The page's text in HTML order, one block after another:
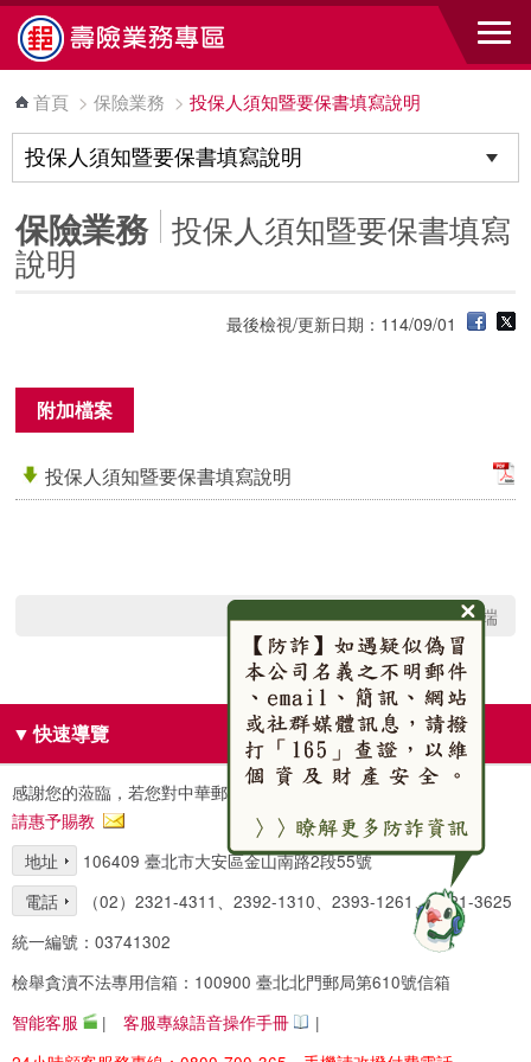
跳到主要內容區塊
首頁 >保險業務 >投保人須知暨要保書填寫說明
保險業務 投保人須知暨要保書填寫
說明
最後檢視/更新日期：114/09/01
附加檔案
投保人須知暨要保書填寫說明
回網頁頂端
▼ 快速導覽
感謝您的蒞臨，若您對中華郵政(股)公司服務有任何建議，
請惠予賜教
地址
106409 臺北市大安區金山南路2段55號
電話
（02）2321-4311、2392-1310、2393-1261、2321-3625
統一編號：03741302
檢舉貪瀆不法專用信箱：100900 臺北北門郵局第610號信箱
智能客服
| 客服專線語音操作手冊
|